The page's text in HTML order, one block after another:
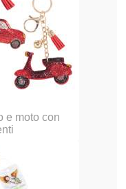
e moto con